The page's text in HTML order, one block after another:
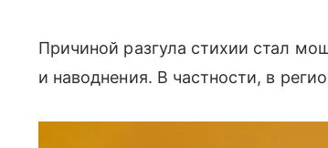
Причиной разгула стихии стал
и наводнения. В частности, в